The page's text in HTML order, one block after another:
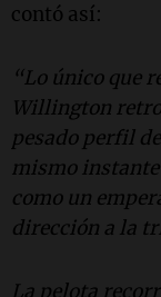
contó así:
“Lo único que
Willington
pesado perfil
mismo instante
como un
dirección a la
La pelota